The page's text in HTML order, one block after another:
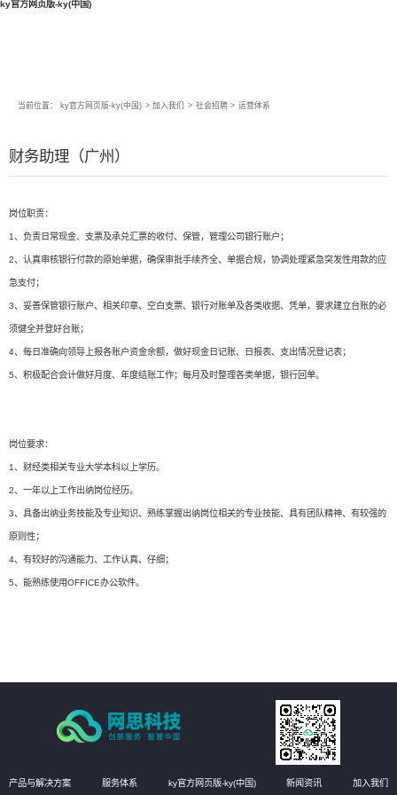
ky官方网页版-ky(中国)
当前位置： ky官方网页版-ky(中国) > 加入我们 > 社会招聘 > 运营体系
财务助理（广州）
岗位职责：
1、负责日常现金、支票及承兑汇票的收付、保管，管理公司银行账户；
2、认真审核银行付款的原始单据，确保审批手续齐全、单据合规，协调处理紧急突发性用款的应
急支付；
3、妥善保管银行账户、相关印章、空白支票、银行对账单及各类收据、凭单，要求建立台账的必
须健全并登好台账；
4、每日准确向领导上报各账户资金余额，做好现金日记账、日报表、支出情况登记表；
5、积极配合会计做好月度、年度结账工作；每月及时整理各类单据，银行回单。
岗位要求：
1、财经类相关专业大学本科以上学历。
2、一年以上工作出纳岗位经历。
3、具备出纳业务技能及专业知识、熟练掌握出纳岗位相关的专业技能、具有团队精神、有较强的
原则性；
4、有较好的沟通能力、工作认真、仔细；
5、能熟练使用OFFICE办公软件。
产品与解决方案 服务体系 ky官方网页版-ky(中国) 新闻资讯 加入我们